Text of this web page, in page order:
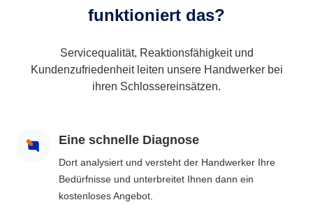
funktioniert das?
Servicequalität, Reaktionsfähigkeit und
Kundenzufriedenheit leiten unsere Handwerker bei
ihren Schlossereinsätzen.
Eine schnelle Diagnose
Dort analysiert und versteht der Handwerker Ihre
Bedürfnisse und unterbreitet Ihnen dann ein
kostenloses Angebot.